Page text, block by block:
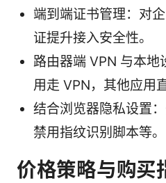
端到端证书管理：对
证提升接入安全性。
路由器端 VPN 与本地
用走 VPN，其他应用
结合浏览器隐私设置
禁用指纹识别脚本等。
价格策略与购买